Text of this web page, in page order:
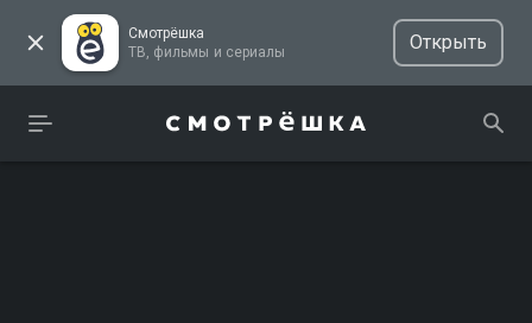
Смотрёшка
ТВ, фильмы и сериалы
Открыть